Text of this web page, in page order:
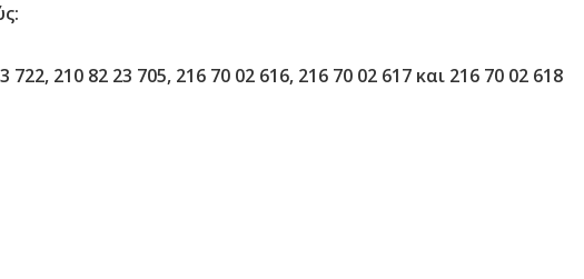
722, 210 82 23 705, 216 70 02 616, 216 70 02 617 και 216 70 02 618